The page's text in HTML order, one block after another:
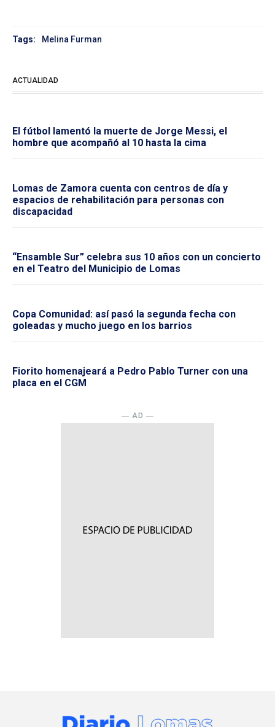
Tags: Melina Furman
ACTUALIDAD
El fútbol lamentó la muerte de Jorge Messi, el
hombre que acompañó al 10 hasta la cima
Lomas de Zamora cuenta con centros de día y
espacios de rehabilitación para personas con
discapacidad
“Ensamble Sur” celebra sus 10 años con un concierto
en el Teatro del Municipio de Lomas
Copa Comunidad: así pasó la segunda fecha con
goleadas y mucho juego en los barrios
Fiorito homenajeará a Pedro Pablo Turner con una
placa en el CGM
― AD ―